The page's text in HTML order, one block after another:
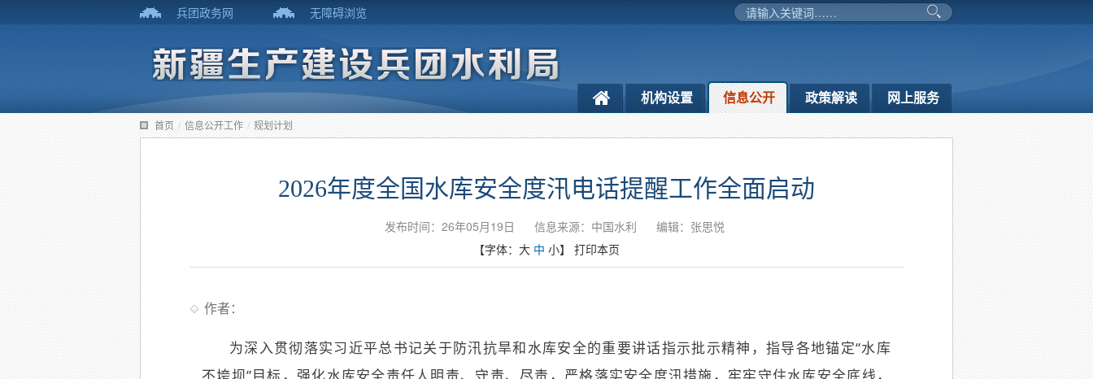
兵团政务网 无障碍浏览
机构设置 信息公开 政策解读 网上服务
首页 / 信息公开工作 / 规划计划
2026年度全国水库安全度汛电话提醒工作全面启动
发布时间：26年05月19日 信息来源：中国水利
编辑：张思悦
【字体： 大 中 小】 打印本页
作者：
为深入贯彻落实习近平总书记关于防汛抗旱和水库安全的重要讲话指示批示精神，指导各地锚定“水库